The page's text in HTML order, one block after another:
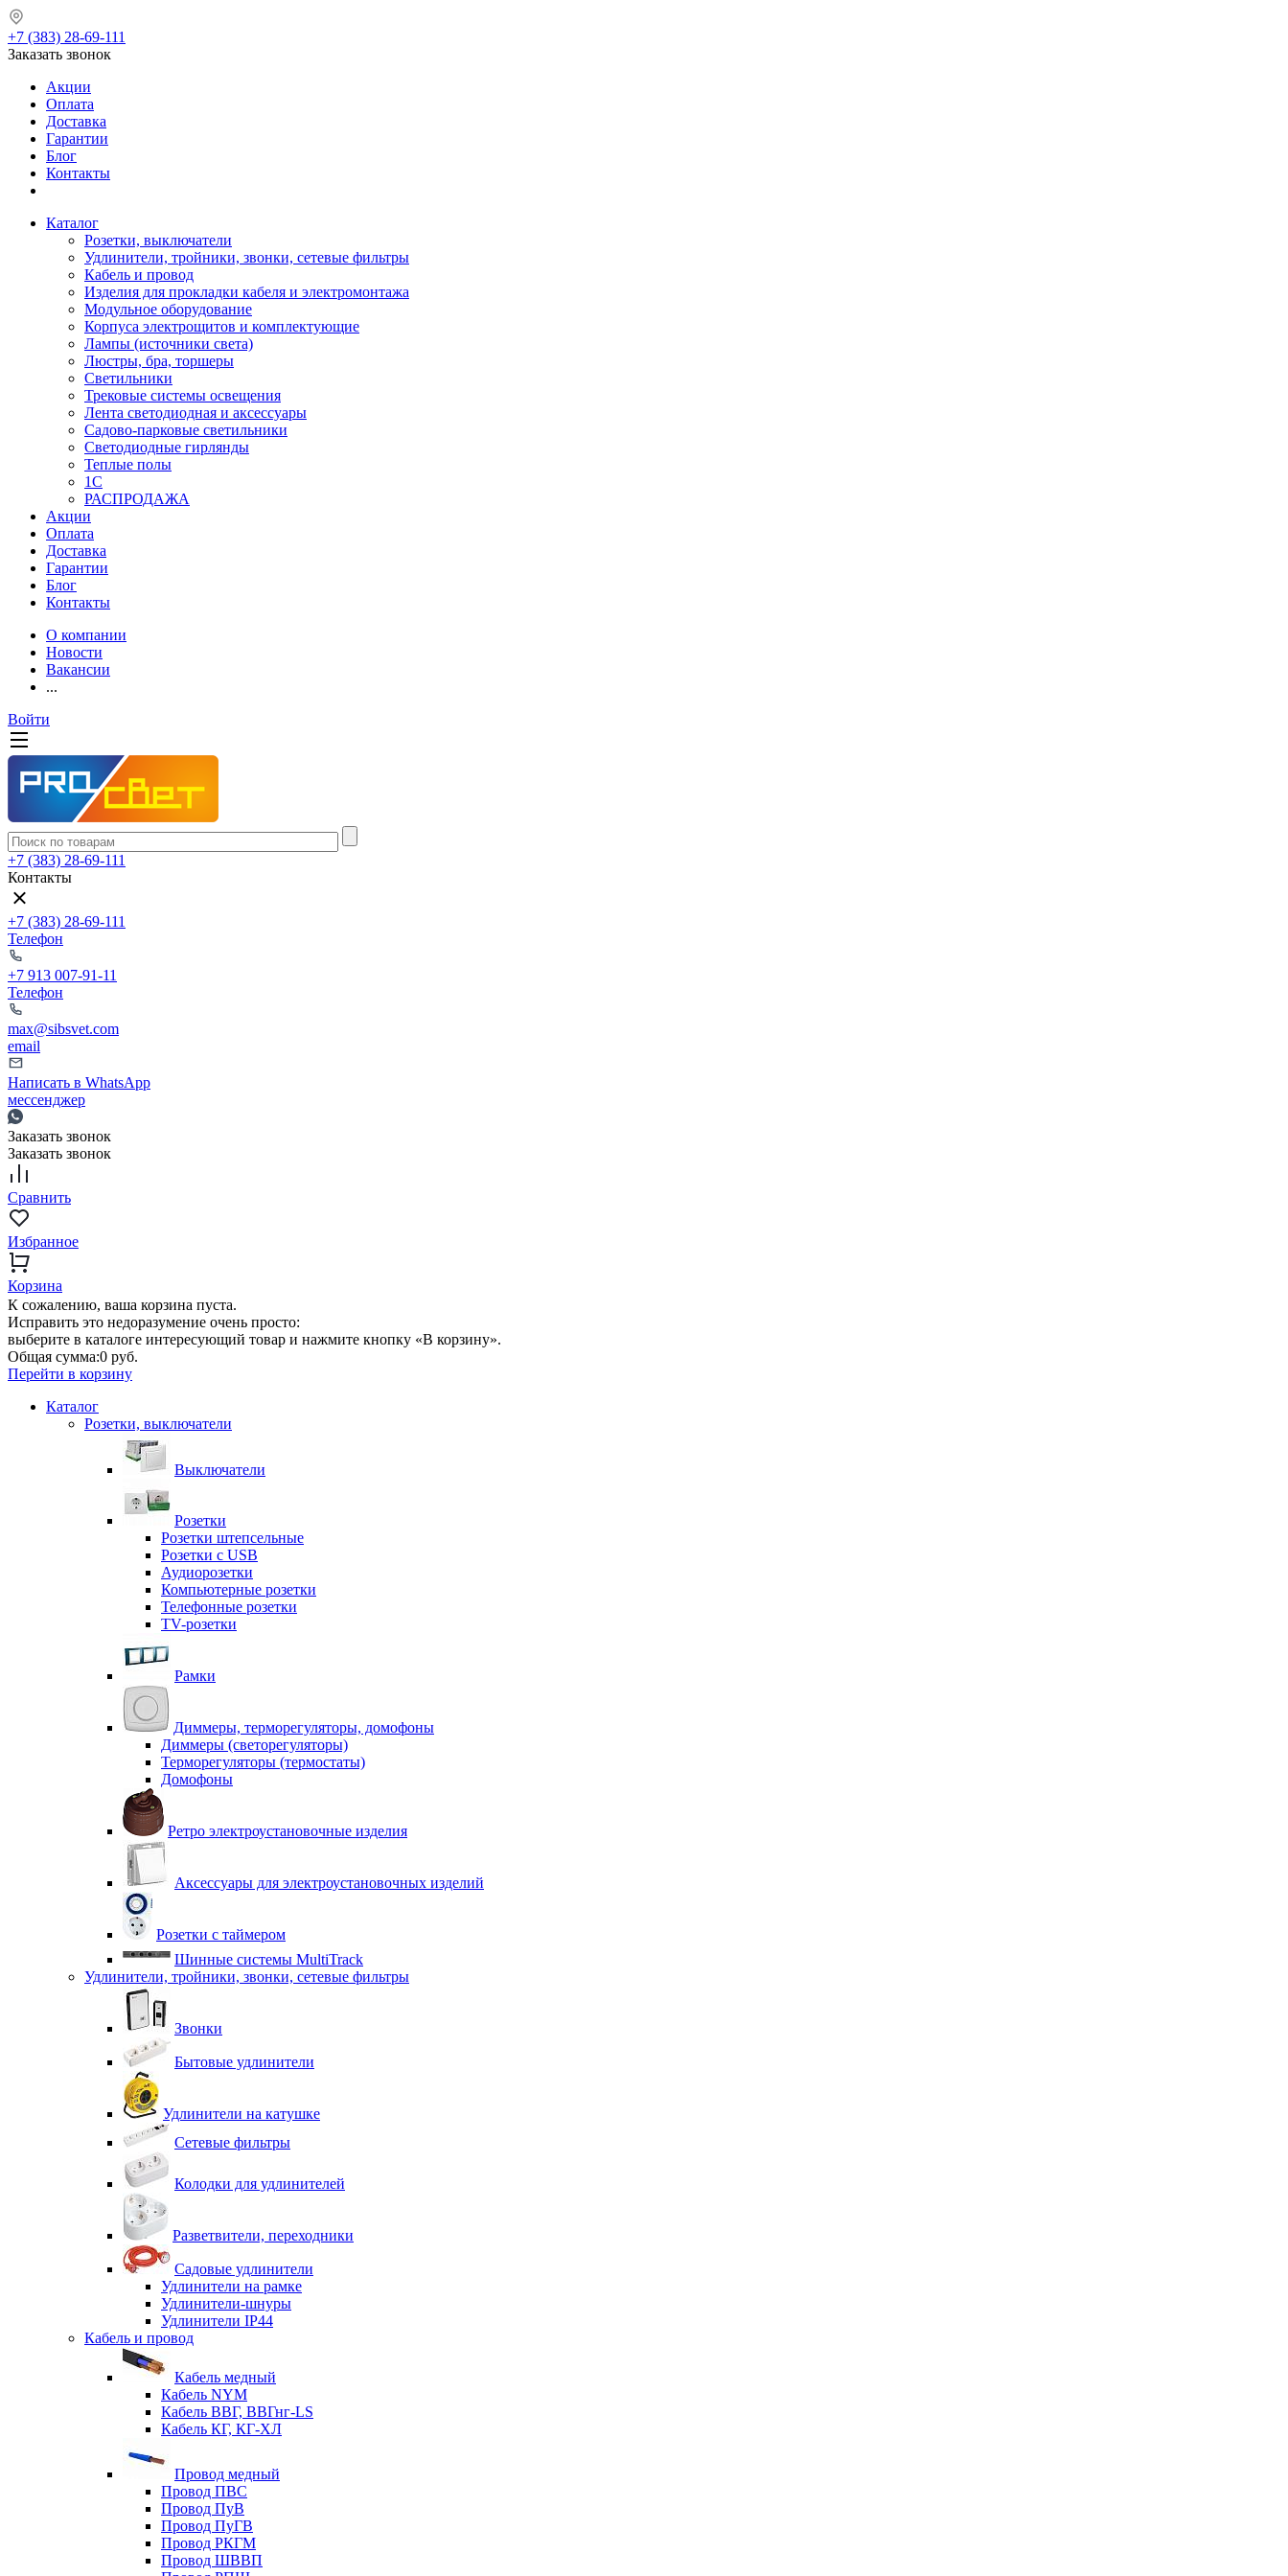
+7 (383) 28-69-111
Заказать звонок
Акции
Оплата
Доставка
Гарантии
Блог
Контакты
Каталог
Розетки, выключатели
Удлинители, тройники, звонки, сетевые фильтры
Кабель и провод
Изделия для прокладки кабеля и электромонтажа
Модульное оборудование
Корпуса электрощитов и комплектующие
Лампы (источники света)
Люстры, бра, торшеры
Светильники
Трековые системы освещения
Лента светодиодная и аксессуары
Садово-парковые светильники
Светодиодные гирлянды
Теплые полы
1С
РАСПРОДАЖА
Акции
Оплата
Доставка
Гарантии
Блог
Контакты
О компании
Новости
Вакансии
...
Войти
+7 (383) 28-69-111
Контакты
+7 (383) 28-69-111
Телефон
+7 913 007-91-11
Телефон
max@sibsvet.com
email
Написать в WhatsApp
мессенджер
Заказать звонок
Заказать звонок
Сравнить
Избранное
Корзина
К сожалению, ваша корзина пуста.
Исправить это недоразумение очень просто:
выберите в каталоге интересующий товар и нажмите кнопку «В корзину».
Общая сумма:0 руб.
Перейти в корзину
Каталог
Розетки, выключатели
Выключатели
Розетки
Розетки штепсельные
Розетки с USB
Аудиорозетки
Компьютерные розетки
Телефонные розетки
TV-розетки
Рамки
Диммеры, терморегуляторы, домофоны
Диммеры (светорегуляторы)
Терморегуляторы (термостаты)
Домофоны
Ретро электроустановочные изделия
Аксессуары для электроустановочных изделий
Розетки с таймером
Шинные системы MultiTrack
Удлинители, тройники, звонки, сетевые фильтры
Звонки
Бытовые удлинители
Удлинители на катушке
Сетевые фильтры
Колодки для удлинителей
Разветвители, переходники
Садовые удлинители
Удлинители на рамке
Удлинители-шнуры
Удлинители IP44
Кабель и провод
Кабель медный
Кабель NYM
Кабель ВВГ, ВВГнг-LS
Кабель КГ, КГ-ХЛ
Провод медный
Провод ПВС
Провод ПуВ
Провод ПуГВ
Провод РКГМ
Провод ШВВП